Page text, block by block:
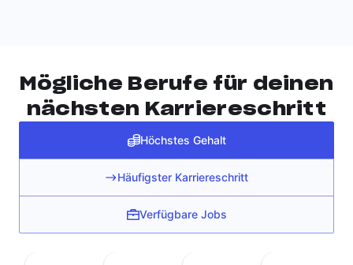
Mögliche Berufe für deinen
nächsten Karriereschritt
Höchstes Gehalt
Häufigster Karriereschritt
Verfügbare Jobs